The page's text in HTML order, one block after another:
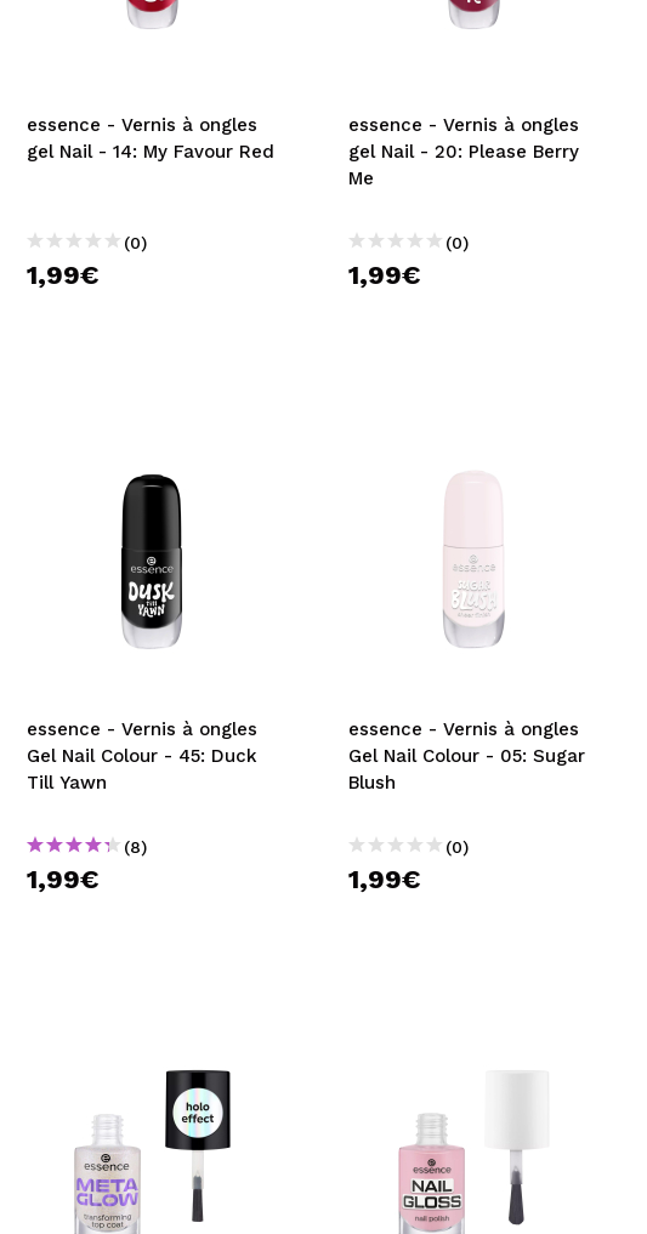
essence - Vernis à ongles
gel Nail - 14: My Favour Red
(0)
1,99€
essence - Vernis à ongles
gel Nail - 20: Please Berry
Me
(0)
1,99€
essence - Vernis à ongles
Gel Nail Colour - 45: Duck
Till Yawn
(8)
1,99€
essence - Vernis à ongles
Gel Nail Colour - 05: Sugar
Blush
(0)
1,99€